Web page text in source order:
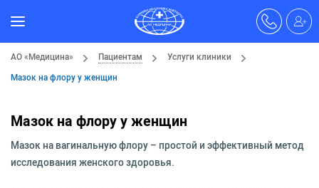
АО «Медицина» Пациентам
Услуги клиники
Мазок на флору у женщин
Мазок на флору у женщин
Мазок на вагинальную флору – простой и эффективный метод
исследования женского здоровья.